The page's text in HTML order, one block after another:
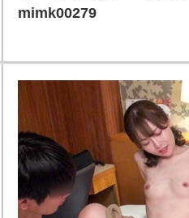
mimk00279